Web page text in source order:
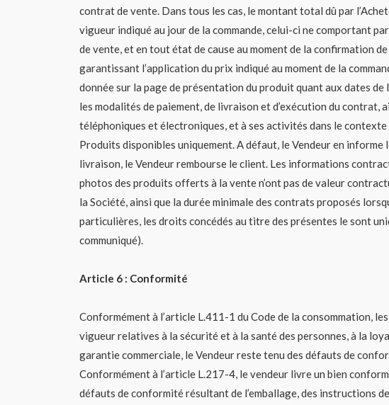
contrat de vente. Dans tous les cas, le montant total dû par
vigueur indiqué au jour de la commande, celui-ci ne comportant
de vente, et en tout état de cause au moment de la confirmation
garantissant l’application du prix indiqué au moment de la
donnée sur la page de présentation du produit quant aux dates
les modalités de paiement, de livraison et d’exécution du
téléphoniques et électroniques, et à ses activités dans le contexte
Produits disponibles uniquement. A défaut, le Vendeur en informe
livraison, le Vendeur rembourse le client. Les informations
photos des produits offerts à la vente n’ont pas de valeur
la Société, ainsi que la durée minimale des contrats proposés
particulières, les droits concédés au titre des présentes le sont
communiqué).
Article 6 : Conformité
Conformément à l’article L.411-1 du Code de la consommation,
vigueur relatives à la sécurité et à la santé des personnes, à la
garantie commerciale, le Vendeur reste tenu des défauts de
Conformément à l’article L.217-4, le vendeur livre un bien
défauts de conformité résultant de l’emballage, des instructions